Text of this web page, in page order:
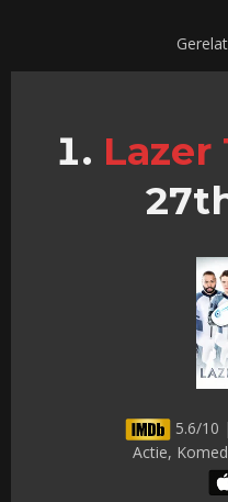
Lazer
5.6/10
Actie,